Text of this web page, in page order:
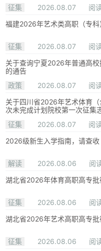
征集 2026.08.07
阅
福建2026年艺术类高职（专
征集 2026.08.07
阅
关于查询宁夏2026年普通高
的通告
政策
2026.08.07
阅
关于四川省2026年艺术体育
次未完成计划院校第一次征集
征集
2026.08.07
阅
2026级新生入学指南，请查收
解读 2026.08.06
阅
湖北省2026年体育高职高专
征集 2026.08.06
阅
湖北省2026年艺术高职高专
征集 2026.08.06
阅